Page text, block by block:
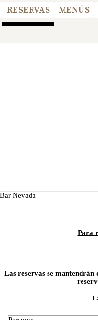
RESERVAS MENÚS